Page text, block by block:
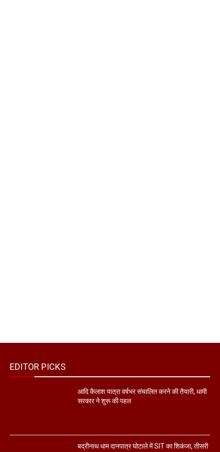
EDITOR PICKS
आदि कैलाश यात्रा वर्षभर संचालित करने की तैयारी, धामी
सरकार ने शुरू की पहल
बद्रीनाथ धाम दानपात्र घोटाले में SIT का शिकंजा, तीसरी